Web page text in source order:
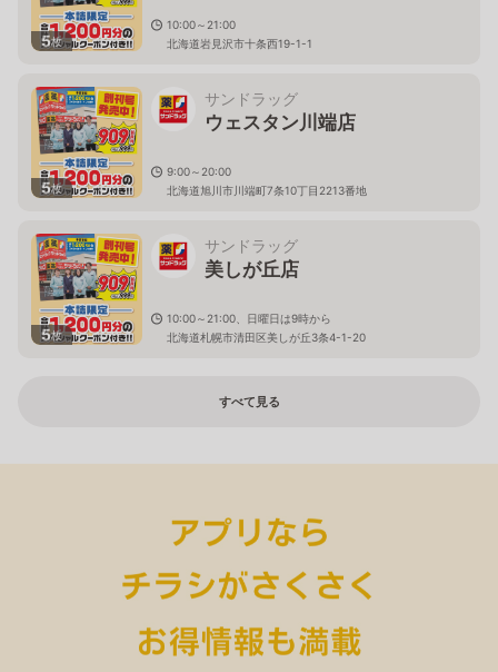
5枚
10:00～21:00
北海道岩見沢市十条西19-1-1
5枚
サンドラッグ
ウェスタン川端店
9:00～20:00
北海道旭川市川端町7条10丁目2213番地
5枚
サンドラッグ
美しが丘店
10:00～21:00、日曜日は9時から
北海道札幌市清田区美しが丘3条4-1-20
すべて見る